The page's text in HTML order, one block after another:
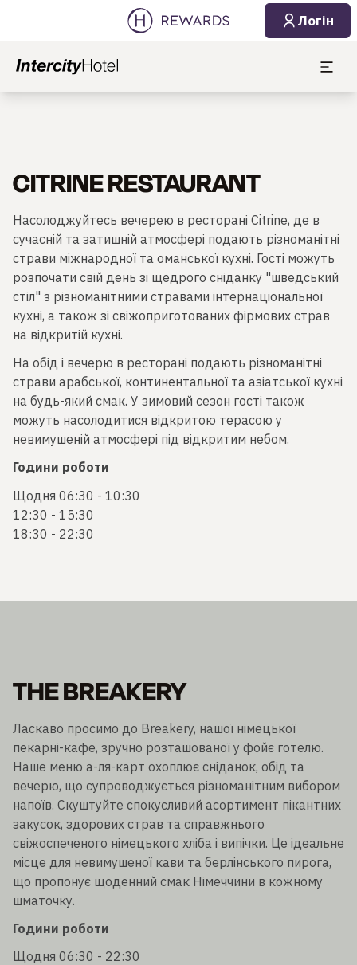
Логін
CITRINE RESTAURANT
Насолоджуйтесь вечерею в ресторані Citrine, де в
сучасній та затишній атмосфері подають різноманітні
страви міжнародної та оманської кухні. Гості можуть
розпочати свій день зі щедрого сніданку "шведський
стіл" з різноманітними стравами інтернаціональної
кухні, а також зі свіжоприготованих фірмових страв
на відкритій кухні.
На обід і вечерю в ресторані подають різноманітні
страви арабської, континентальної та азіатської кухні
на будь-який смак. У зимовий сезон гості також
можуть насолодитися відкритою терасою у
невимушеній атмосфері під відкритим небом.
Години роботи
Щодня 06:30 - 10:30
12:30 - 15:30
18:30 - 22:30
THE BREAKERY
Ласкаво просимо до Breakery, нашої німецької
пекарні-кафе, зручно розташованої у фойє готелю.
Наше меню а-ля-карт охоплює сніданок, обід та
вечерю, що супроводжується різноманітним вибором
напоїв. Скуштуйте спокусливий асортимент пікантних
закусок, здорових страв та справжнього
свіжоспеченого німецького хліба і випічки. Це ідеальне
місце для невимушеної кави та берлінського пирога,
що пропонує щоденний смак Німеччини в кожному
шматочку.
Години роботи
Щодня 06:30 - 22:30